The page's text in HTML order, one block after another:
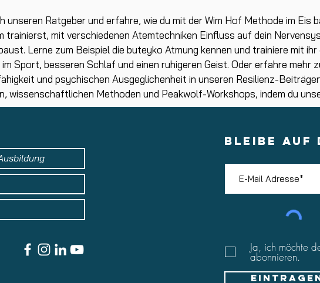
unseren Ratgeber und erfahre, wie du mit der Wim Hof Methode im Eis
trainierst, mit verschiedenen Atemtechniken Einfluss auf dein
Lerne zum Beispiel die buteyko Atmung kennen und trainiere mit
Sport, besseren Schlaf und einen ruhigeren Geist. Oder erfahre mehr
und psychischen Ausgeglichenheit in unseren Resilienz-
wissenschaftlichen Methoden und Peakwolf-Workshops, indem du
BLEIBE AUF
Ja, ich möchte
abonnieren.